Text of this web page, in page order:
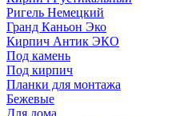
Ригель Немецкий
Гранд Каньон Эко
Кирпич Антик ЭКО
Под камень
Под кирпич
Планки для монтажа
Бежевые
Для дома